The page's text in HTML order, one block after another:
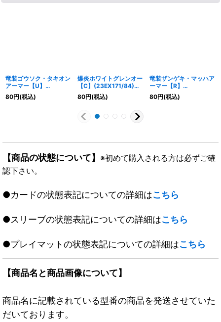
竜装ゴウソク・タキオン
アーマー【U】
{23EX158/84}《火》
80円(税込)
爆炎ホワイトグレンオー
【C】{23EX171/84}
《火》
80円(税込)
竜装ザンゲキ・マッハア
ーマー【R】
{23EX140/84}《火》
80円(税込)
【商品の状態について】 ※初めて購入される方は必ずご確
認下さい。
●カードの状態表記についての詳細はこちら
●スリーブの状態表記についての詳細はこちら
●プレイマットの状態表記についての詳細はこちら
【商品名と商品画像について】
商品名に記載されている型番の商品を発送させていた
だいております。